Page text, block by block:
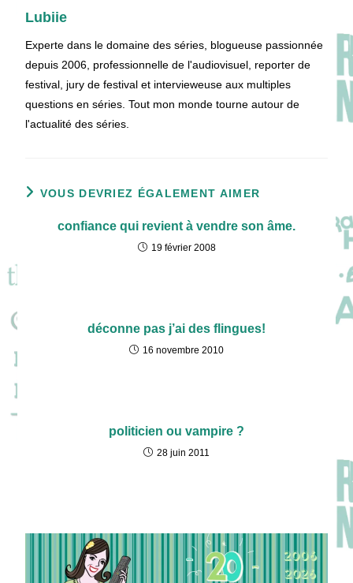
Lubiie
Experte dans le domaine des séries, blogueuse passionnée
depuis 2006, professionnelle de l'audiovisuel, reporter de
festival, jury de festival et intervieweuse aux multiples
questions en séries. Tout mon monde tourne autour de
l'actualité des séries.
VOUS DEVRIEZ ÉGALEMENT AIMER
confiance qui revient à vendre son âme.
19 février 2008
déconne pas j’ai des flingues!
16 novembre 2010
politicien ou vampire ?
28 juin 2011